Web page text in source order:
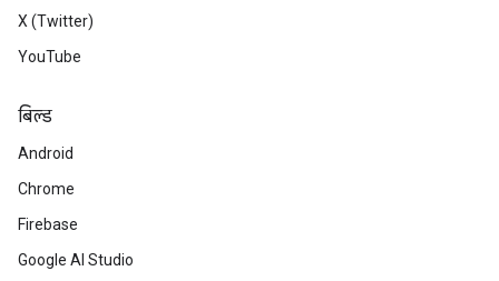
X (Twitter)
YouTube
बिल्ड
Android
Chrome
Firebase
Google AI Studio